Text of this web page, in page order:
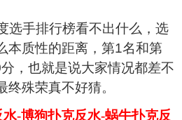
选手排行榜看不出什么，选
本质性的距离，第1名和第
，也就是说大家情况都差不
殊荣真不好猜。
-博狗扑克反水-蜗牛扑克反